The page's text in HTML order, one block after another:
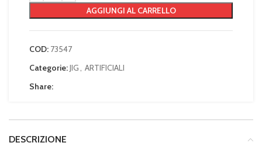
AGGIUNGI AL CARRELLO
COD: 73547
Categorie:JIG, ARTIFICIALI
Share:
DESCRIZIONE